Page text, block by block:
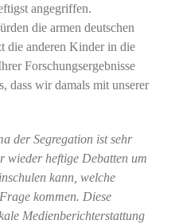
angegriffen.
die armen deutschen
die anderen Kinder in die
Forschungsergebnisse
dass wir damals mit unserer
der Segregation ist sehr
wieder heftige Debatten um
kann, welche
kommen. Diese
Medienberichterstattung